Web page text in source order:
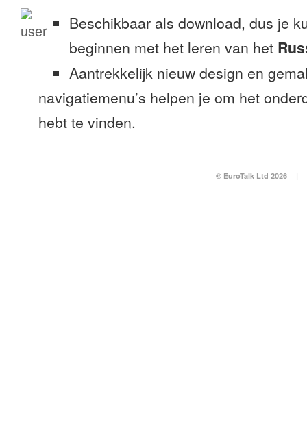
Beschikbaar als download, dus je
beginnen met het leren van het
Aantrekkelijk nieuw design en
navigatiemenu’s helpen je om het
hebt te vinden.
© EuroTalk Ltd 2026 |